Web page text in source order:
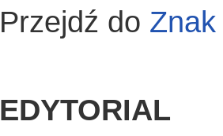
Przejdź do Znak
EDYTORIAL